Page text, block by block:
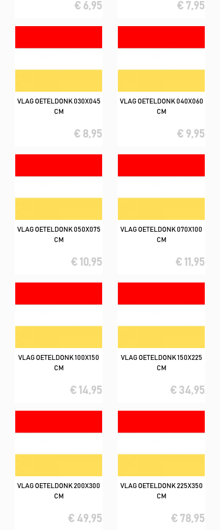
€ 6,95 € 7,95
VLAG OETELDONK 030X045
CM
€ 8,95
VLAG OETELDONK 040X060
CM
€ 9,95
VLAG OETELDONK 050X075
CM
€ 10,95
VLAG OETELDONK 070X100
CM
€ 11,95
VLAG OETELDONK 100X150
CM
€ 14,95
VLAG OETELDONK 150X225
CM
€ 34,95
VLAG OETELDONK 200X300
CM
€ 49,95
VLAG OETELDONK 225X350
CM
€ 78,95